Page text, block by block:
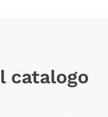
catalogo